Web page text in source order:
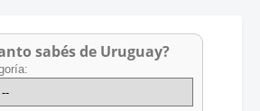
sabés de Uruguay?